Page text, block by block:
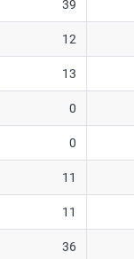
39
12
13
0
0
11
11
36